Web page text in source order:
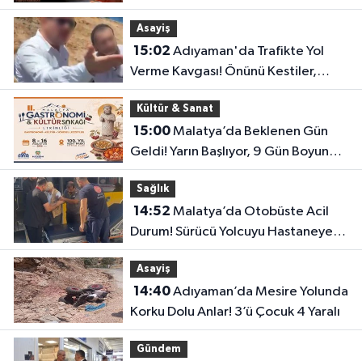
Mahalle Kesinti Listesi..
Asayiş
15:02
Verme Kavgası! Önünü Kestiler,
Saldırı Girişimi Kamerada
Kültür & Sanat
15:00Malatya’da Beklenen Gün
Geldi! Yarın Başlıyor, 9 Gün Boyunca
Sürecek
Sağlık
14:52
Durum! Sürücü Yolcuyu Hastaneye
Yetiştirdi
Asayiş
14:40Adıyaman’da Mesire Yolunda
Korku Dolu Anlar! 3’ü Çocuk 4 Yaralı
Gündem